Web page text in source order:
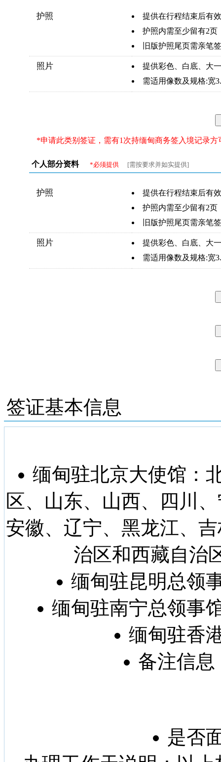
护照
提供在行程结束后有
护照内需至少留有2页
旧版护照尾页需亲笔
照片
提供彩色、白底、大
需适用像数及规格:宽
*申请此类别签证，需有1次持缅甸商务签入境记录方
个人部分资料 *必须提供 [需按要求并如实提供]
护照
提供在行程结束后有
护照内需至少留有2页
旧版护照尾页需亲笔
照片
提供彩色、白底、大
需适用像数及规格:宽
签证基本信息
缅甸驻北京大使馆：
区、山东、山西、四川
安徽、辽宁、黑龙江、
治区和西藏自治
缅甸驻昆明总领
缅甸驻南宁总领事
缅甸驻香
备注信息
是否